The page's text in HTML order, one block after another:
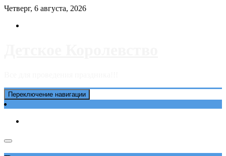
Перейти
содержимому
Четверг, 6 августа, 2026
Переключение навигации